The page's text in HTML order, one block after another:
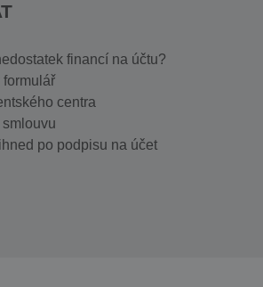
financí na účtu?
centra
po podpisu na účet